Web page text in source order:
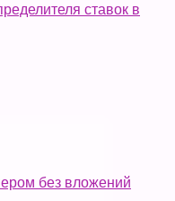
ставок в
без вложений